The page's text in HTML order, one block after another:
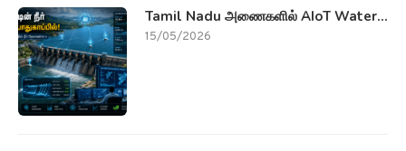
Tamil Nadu அணைகளில் AIoT Water...
15/05/2026